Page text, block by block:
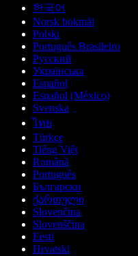
한국어
Norsk bokmål
Polski
Português Brasileiro
Русский
Українська
Español
Español (México)
Svenska
ไทย
Türkçe
Tiếng Việt
Română
Português
Български
ქართული
Slovenčina
Slovenščina
Eesti
Hrvatski